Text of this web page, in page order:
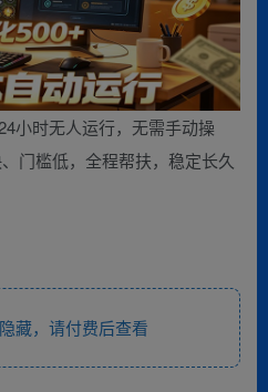
小时无人运行，无需手动操
门槛低，全程帮扶，稳定长久
藏，请付费后查看